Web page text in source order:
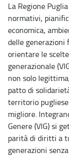
La Regione
normativi,
economica,
delle
orientare le
generazionale
non solo
patto di
territorio
migliore.
Genere (VIG) si
parità di diritti a
generazioni